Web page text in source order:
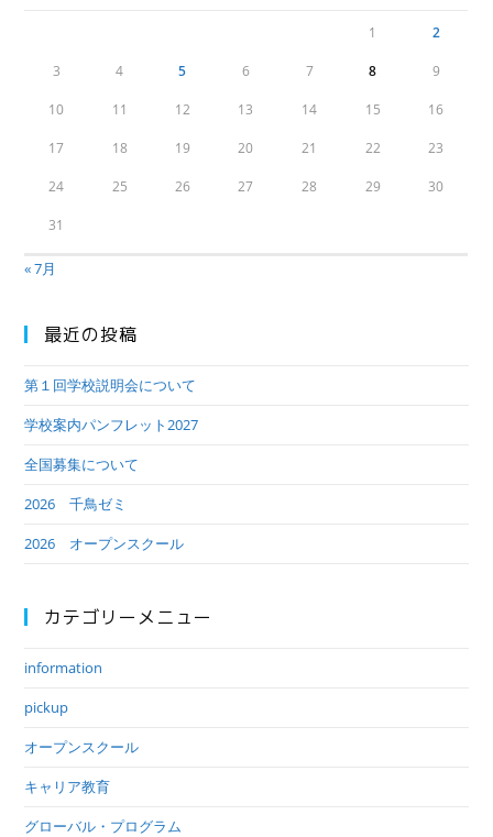
1 2
3 4 5 6 7 8 9
10 11 12 13 14 15 16
17 18 19 20 21 22 23
24 25 26 27 28 29 30
31
« 7月
最近の投稿
第１回学校説明会について
学校案内パンフレット2027
全国募集について
2026 千鳥ゼミ
2026 オープンスクール
カテゴリーメニュー
information
pickup
オープンスクール
キャリア教育
グローバル・プログラム